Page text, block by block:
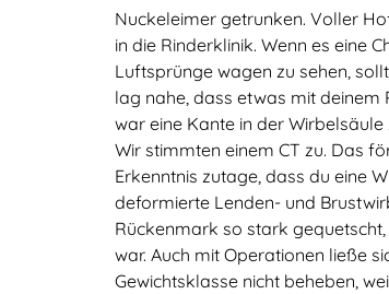
Nuckeleimer getrunken. Voller
in die Rinderklinik. Wenn es eine
Luftsprünge wagen zu sehen,
lag nahe, dass etwas mit deinem
war eine Kante in der Wirbelsäule
Wir stimmten einem CT zu. Das
Erkenntnis zutage, dass du eine
deformierte Lenden- und
Rückenmark so stark
war. Auch mit Operationen ließe
Gewichtsklasse nicht beheben,